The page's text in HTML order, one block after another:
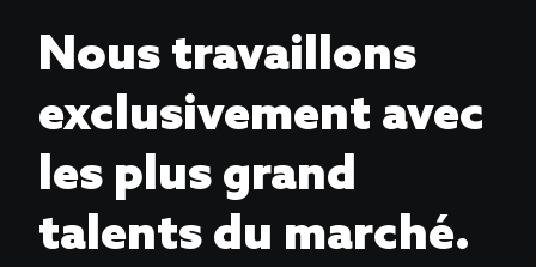
Nous travaillons
exclusivement avec
les plus grand
talents du marché.